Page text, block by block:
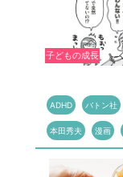
子どもの成長
ADHD バトン社
本田秀夫 漫画